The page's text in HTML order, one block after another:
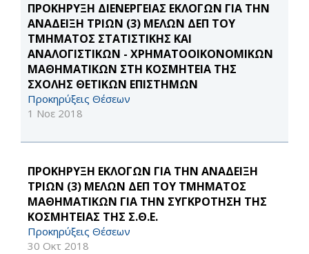
ΠΡΟΚΗΡΥΞΗ ΔΙΕΝΕΡΓΕΙΑΣ ΕΚΛΟΓΩΝ ΓΙΑ ΤΗΝ
ΑΝΑΔΕΙΞΗ ΤΡΙΩΝ (3) ΜΕΛΩΝ ΔΕΠ ΤΟΥ
ΤΜΗΜΑΤΟΣ ΣΤΑΤΙΣΤΙΚΗΣ ΚΑΙ
ΑΝΑΛΟΓΙΣΤΙΚΩΝ - ΧΡΗΜΑΤΟΟΙΚΟΝΟΜΙΚΩΝ
ΜΑΘΗΜΑΤΙΚΩΝ ΣΤΗ ΚΟΣΜΗΤΕΙΑ ΤΗΣ
ΣΧΟΛΗΣ ΘΕΤΙΚΩΝ ΕΠΙΣΤΗΜΩΝ
Προκηρύξεις Θέσεων
1 Νοε 2018
ΠΡΟΚΗΡΥΞΗ ΕΚΛΟΓΩΝ ΓΙΑ ΤΗΝ ΑΝΑΔΕΙΞΗ
ΤΡΙΩΝ (3) ΜΕΛΩΝ ΔΕΠ ΤΟΥ ΤΜΗΜΑΤΟΣ
ΜΑΘΗΜΑΤΙΚΩΝ ΓΙΑ ΤΗΝ ΣΥΓΚΡΟΤΗΣΗ ΤΗΣ
ΚΟΣΜΗΤΕΙΑΣ ΤΗΣ Σ.Θ.Ε.
Προκηρύξεις Θέσεων
30 Οκτ 2018